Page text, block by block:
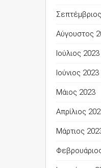
Αύγουστος
Ιούλιος 2023
Ιούνιος 2023
Μάιος 2023
Απρίλιος
Μάρτιος